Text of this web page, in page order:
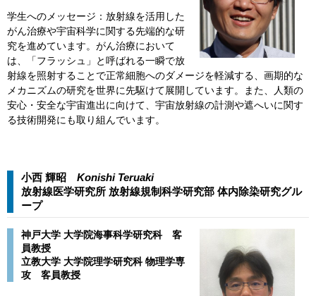
学生へのメッセージ：放射線を活用した
がん治療や宇宙科学に関する先端的な研
究を進めています。がん治療において
は、「フラッシュ」と呼ばれる一瞬で放
射線を照射することで正常細胞へのダメージを軽減する、画期的な
メカニズムの研究を世界に先駆けて展開しています。また、人類の
安心・安全な宇宙進出に向けて、宇宙放射線の計測や遮へいに関す
る技術開発にも取り組んでいます。
小西 輝昭 Konishi Teruaki
放射線医学研究所 放射線規制科学研究部 体内除染研究グル
ープ​
​​神戸大学 大学院海事科学研究科 客
員教授
​​立教大学 大学院理学研究科 物理学専
攻 客員教授